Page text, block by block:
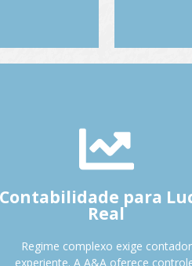
Contabilidade para
Real
Regime complexo exige contador
experiente. A A&A oferece
Como atuamos no
Real:
legislação. Apuração mensal ou
de IRPJ/CSLL. Controle detalhado de
e ECF. Orientação consultiva.